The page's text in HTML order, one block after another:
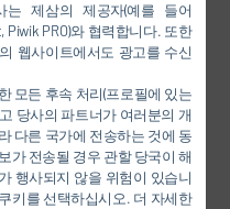
제삼의 제공자(예를 들어
Piwik PRO)와 협력합니다. 또한
웹사이트에서도 광고를 수신
모든 후속 처리(프로필에 있는
당사의 파트너가 여러분의 개
다른 국가에 전송하는 것에 동
가 전송될 경우 관할 당국이 해
행사되지 않을 위험이 있습니
키를 선택하십시오. 더 자세한
.